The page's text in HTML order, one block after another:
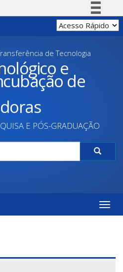
Simplifique!
Participe
Acesso à informação
Legislação
de Tecnologia
e
de
E PÓS-GRADUAÇÃO
Toggle